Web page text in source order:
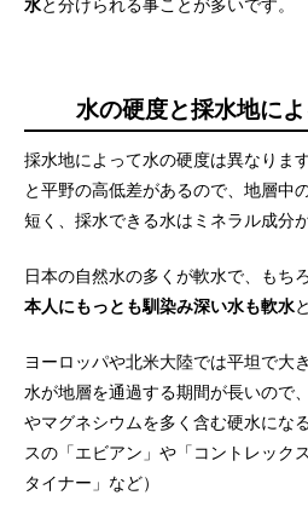
水の硬度と採水地に
採水地によって水の硬度は異なりま
と平野の高低差があるので、地層中
短く、採水できる水はミネラル成分
日本の自然水の多くが軟水で、もち
本人にもっとも馴染み深い水も軟水
ヨーロッパや北米大陸では平坦で大
水が地層を通過する期間が長いので
やマグネシウムを多く含む硬水にな
スの「エビアン」や「コントレック
タイナー」など）